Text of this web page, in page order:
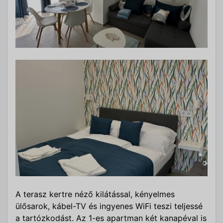
A terasz kertre néző kilátással, kényelmes
ülősarok, kábel-TV és ingyenes WiFi teszi teljessé
a tartózkodást. Az 1-es apartman két kanapéval is